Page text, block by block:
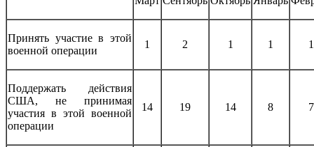
Принять участие в этой
военной операции
1 2 1 1 1
Поддержать действия
США, не принимая
участия в этой военной
операции
14 19 14 8 7